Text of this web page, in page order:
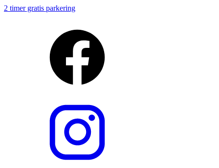
2 timer gratis parkering